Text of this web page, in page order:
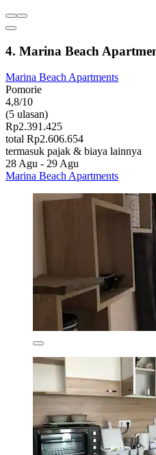
4. Marina Beach
Marina Beach Apartments
Pomorie
4,8/10
(5 ulasan)
Rp2.391.425
total Rp2.606.654
termasuk pajak & biaya lainnya
28 Agu - 29 Agu
Marina Beach Apartments